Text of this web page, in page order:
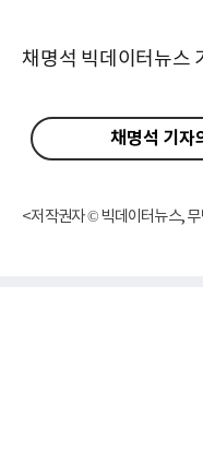
채명석 빅데이터뉴
채명석 기자
<저작권자 © 빅데이터뉴스,